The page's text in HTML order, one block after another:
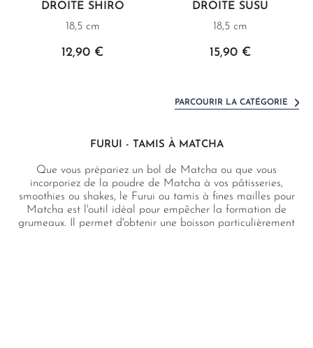
DROITE SHIRO
18,5 cm
12,90 €
DROITE SUSU
18,5 cm
15,90 €
PARCOURIR LA CATÉGORIE
FURUI - TAMIS À MATCHA
Que vous prépariez un bol de Matcha ou que vous
incorporiez de la poudre de Matcha à vos pâtisseries,
smoothies ou shakes, le Furui ou tamis à fines mailles pour
Matcha est l'outil idéal pour empêcher la formation de
grumeaux. Il permet d'obtenir une boisson particulièrement